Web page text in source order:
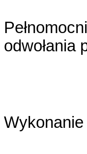
odwołania